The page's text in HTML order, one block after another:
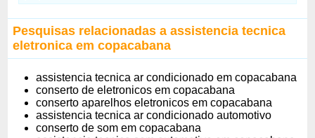
Pesquisas relacionadas a assistencia tecnica
eletronica em copacabana
assistencia tecnica ar condicionado em copacabana
conserto de eletronicos em copacabana
conserto aparelhos eletronicos em copacabana
assistencia tecnica ar condicionado automotivo
conserto de som em copacabana